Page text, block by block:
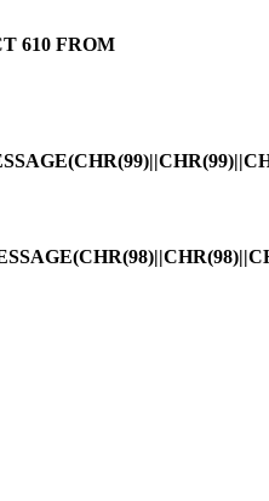
610 FROM